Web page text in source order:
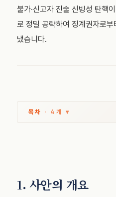
불가·신고자 진술 신빙성 탄핵
로 정밀 공략하여 징계권자로
냈습니다.
목차 · 4개 ▾
1. 사안의 개요